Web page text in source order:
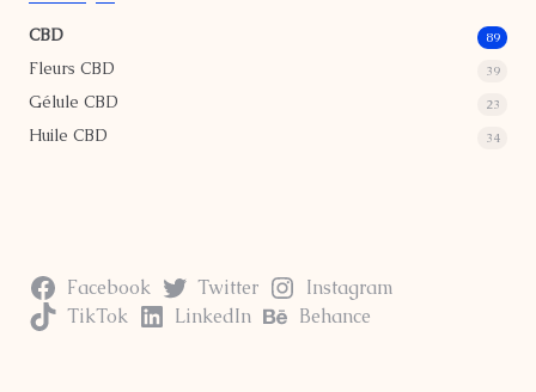
CBD 89
Fleurs CBD 39
Gélule CBD 23
Huile CBD 34
Facebook Twitter
Instagram
TikTok
LinkedIn Behance